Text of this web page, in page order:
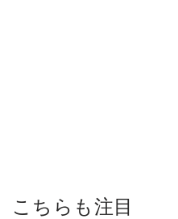
こちらも注目